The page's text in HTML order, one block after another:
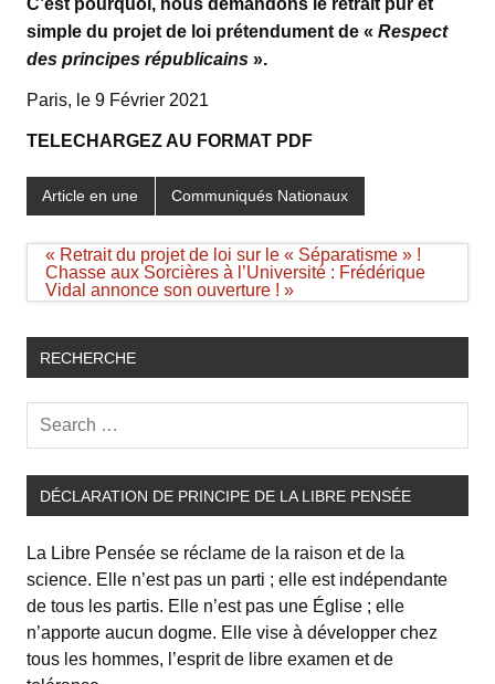
simple du projet de loi prétendument de « Respect
des principes républicains ».
Paris, le 9 Février 2021
TELECHARGEZ AU FORMAT PDF
Article en une Communiqués Nationaux
Navigation
de
l’article
« Retrait du projet de loi sur le « Séparatisme » !
Chasse aux Sorcières à l’Université : Frédérique
Vidal annonce son ouverture ! »
RECHERCHE
DÉCLARATION DE PRINCIPE DE LA LIBRE PENSÉE
La Libre Pensée se réclame de la raison et de la
science. Elle n’est pas un parti ; elle est indépendante
de tous les partis. Elle n’est pas une Église ; elle
n’apporte aucun dogme. Elle vise à développer chez
tous les hommes, l’esprit de libre examen et de